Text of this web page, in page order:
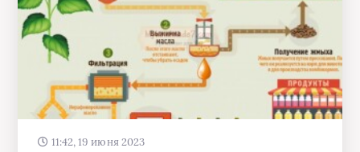
11:42, 19 июня 2023